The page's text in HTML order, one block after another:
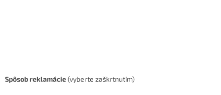
Spôsob reklamácie(vyberte zaškrtnutím)